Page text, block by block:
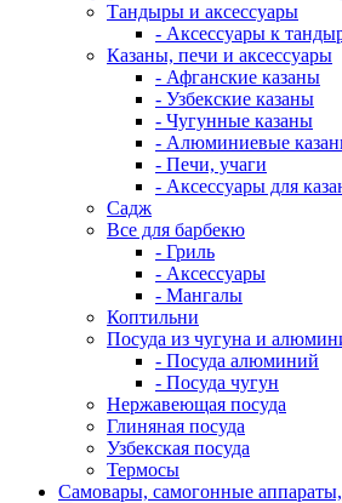
Тандыры и аксессуары
- Аксессуары к
Казаны, печи и аксессуары
- Афганские казаны
- Узбекские казаны
- Чугунные казаны
- Алюминиевые
- Печи, учаги
- Аксессуары для
Садж
Все для барбекю
- Гриль
- Аксессуары
- Мангалы
Коптильни
Посуда из чугуна и
- Посуда алюминий
- Посуда чугун
Нержавеющая посуда
Глиняная посуда
Узбекская посуда
Термосы
Самовары, самогонные